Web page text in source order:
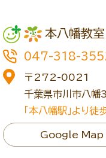
本八幡教室
047-318-
〒272-0021
千葉県市川市八
「本八幡駅」より徒
Google Map